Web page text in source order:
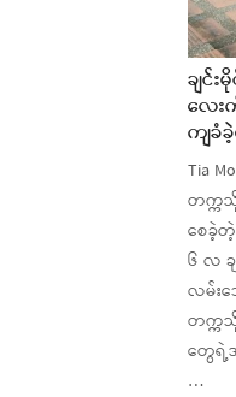
ချင်
လေး
ကျခံ
Tia
တက္က
စေခဲ့
၆ လ ခ
လမ်းဘ
တက္က
တွေရဲ့အ
…